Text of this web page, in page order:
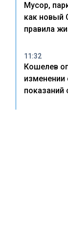
Мусор,
как новый
правила
11:32
Кошелев
изменении
показаний